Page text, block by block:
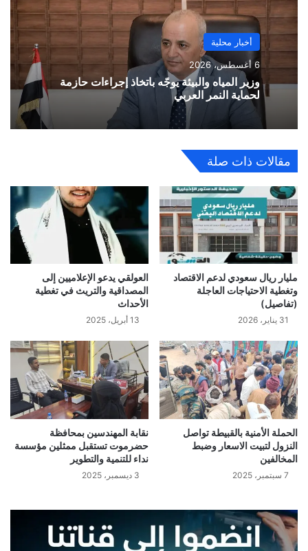
أخبار محلية
6 أغسطس، 2026
وزير المياه والبيئة يوجّه باتخاذ إجراءات حازمة
لحماية النمر العربي
مقالات ذات صلة
مليار ريال سعودي لدعم الاقتصاد
وتغطية الاحتياجات العاجلة
(تفاصيل)
31 يناير، 2026
العولقي يدعو الإعلاميين إلى
المصداقية والتريث في تغطية
الأحداث
13 أبريل، 2025
الحملة الأمنية بالقبيطة تواصل
النزول لتبيت الاسعار وضبط
المخالفين
7 سبتمبر، 2025
نقابة المهندسين بمحافظة
حضرموت تستقبل ممثلين مؤسسة
نداء للتنمية والتطوير
3 ديسمبر، 2025